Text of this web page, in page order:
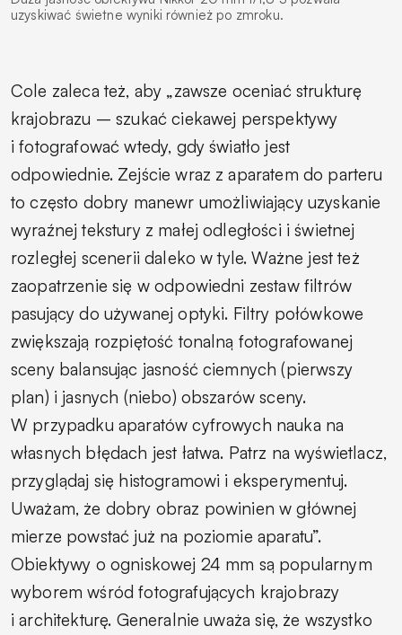
uzyskiwać świetne wyniki również po zmroku.
Cole zaleca też, aby „zawsze oceniać strukturę
krajobrazu – szukać ciekawej perspektywy
i fotografować wtedy, gdy światło jest
odpowiednie. Zejście wraz z aparatem do parteru
to często dobry manewr umożliwiający uzyskanie
wyraźnej tekstury z małej odległości i świetnej
rozległej scenerii daleko w tyle. Ważne jest też
zaopatrzenie się w odpowiedni zestaw filtrów
pasujący do używanej optyki. Filtry połówkowe
zwiększają rozpiętość tonalną fotografowanej
sceny balansując jasność ciemnych (pierwszy
plan) i jasnych (niebo) obszarów sceny.
W przypadku aparatów cyfrowych nauka na
własnych błędach jest łatwa. Patrz na wyświetlacz,
przyglądaj się histogramowi i eksperymentuj.
Uważam, że dobry obraz powinien w głównej
mierze powstać już na poziomie aparatu”.
Obiektywy o ogniskowej 24 mm są popularnym
wyborem wśród fotografujących krajobrazy
i architekturę. Generalnie uważa się, że wszystko